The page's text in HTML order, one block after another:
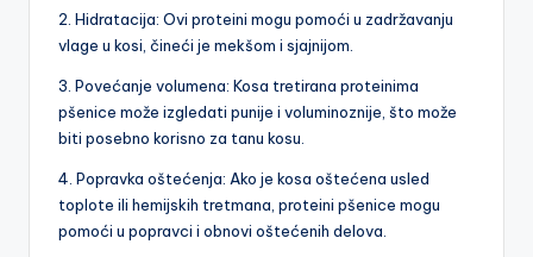
2. Hidratacija: Ovi proteini mogu pomoći u zadržavanju
vlage u kosi, čineći je mekšom i sjajnijom.
3. Povećanje volumena: Kosa tretirana proteinima
pšenice može izgledati punije i voluminoznije, što može
biti posebno korisno za tanu kosu.
4. Popravka oštećenja: Ako je kosa oštećena usled
toplote ili hemijskih tretmana, proteini pšenice mogu
pomoći u popravci i obnovi oštećenih delova.